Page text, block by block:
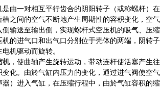
由一对相互平行齿合的阴阳转子（或称螺杆）在
之间的空气不断地产生周期性的容积变化，空气
输送至输出侧，实现螺杆式空压机的吸气、压缩
的进气口和出气口分别位于壳体的两端，阴转子
机驱动而旋转。
机，使曲轴产生旋转运动，带动连杆使活塞产生往
化。由於气缸内压力的变化，通过进气阀使空气
）进入气缸，在压缩行程中，由於气缸容积的缩